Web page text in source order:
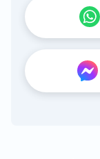
天坚持灵修，
渐发芽、长大
不是很棒呢？